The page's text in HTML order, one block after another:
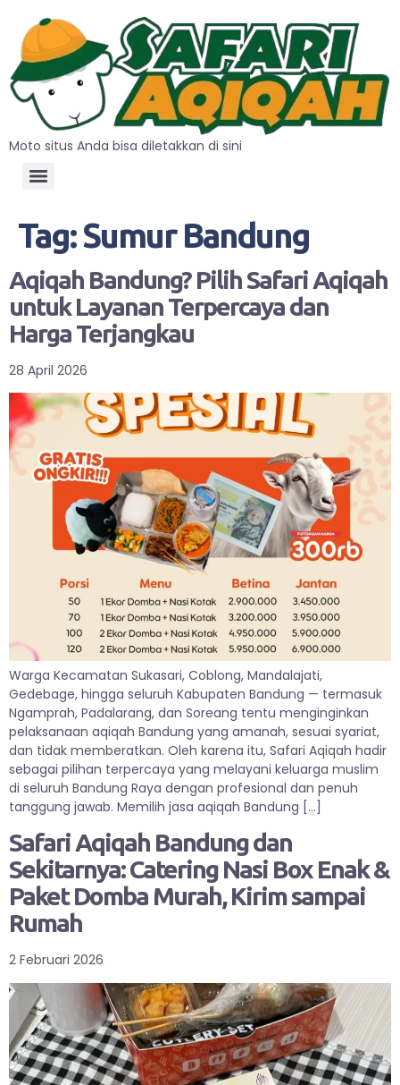
Moto situs Anda bisa diletakkan di sini
Tag:Sumur Bandung
Aqiqah Bandung? Pilih Safari Aqiqah
untuk Layanan Terpercaya dan
Harga Terjangkau
28 April 2026
Warga Kecamatan Sukasari, Coblong, Mandalajati,
Gedebage, hingga seluruh Kabupaten Bandung — termasuk
Ngamprah, Padalarang, dan Soreang tentu menginginkan
pelaksanaan aqiqah Bandung yang amanah, sesuai syariat,
dan tidak memberatkan. Oleh karena itu, Safari Aqiqah hadir
sebagai pilihan terpercaya yang melayani keluarga muslim
di seluruh Bandung Raya dengan profesional dan penuh
tanggung jawab. Memilih jasa aqiqah Bandung […]
Safari Aqiqah Bandung dan
Sekitarnya: Catering Nasi Box Enak &
Paket Domba Murah, Kirim sampai
Rumah
2 Februari 2026